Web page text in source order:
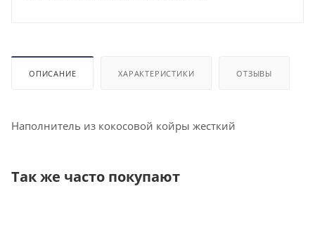
ОПИСАНИЕ ХАРАКТЕРИСТИКИ ОТЗЫВЫ
Наполнитель из кокосовой койры жесткий
Так же часто покупают